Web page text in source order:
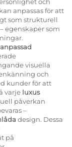
kan anpassas för att
som strukturell
egenskaper som
anpassad
visuella
och
kunder för att
varje luxus
påverkan
–
design. Dessa
på